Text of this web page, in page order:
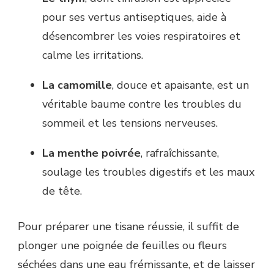
pour ses vertus antiseptiques, aide à
désencombrer les voies respiratoires et
calme les irritations.
La camomille, douce et apaisante, est un
véritable baume contre les troubles du
sommeil et les tensions nerveuses.
La menthe poivrée, rafraîchissante,
soulage les troubles digestifs et les maux
de tête.
Pour préparer une tisane réussie, il suffit de
plonger une poignée de feuilles ou fleurs
séchées dans une eau frémissante, et de laisser